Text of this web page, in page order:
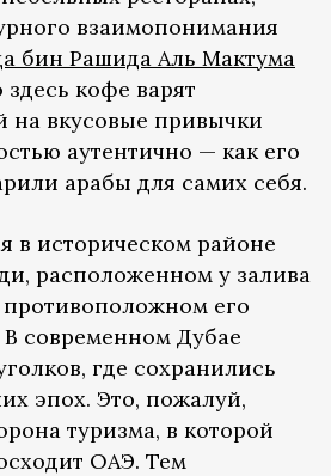
взаимопонимания
бин Рашида Аль Мактума
кофе варят
на вкусовые привычки
аутентично — как его
арабы для самих себя.
в историческом районе
расположенном у залива
его
современном Дубае
где сохранились
эпох. Это, пожалуй,
туризма, в которой
ОАЭ. Тем